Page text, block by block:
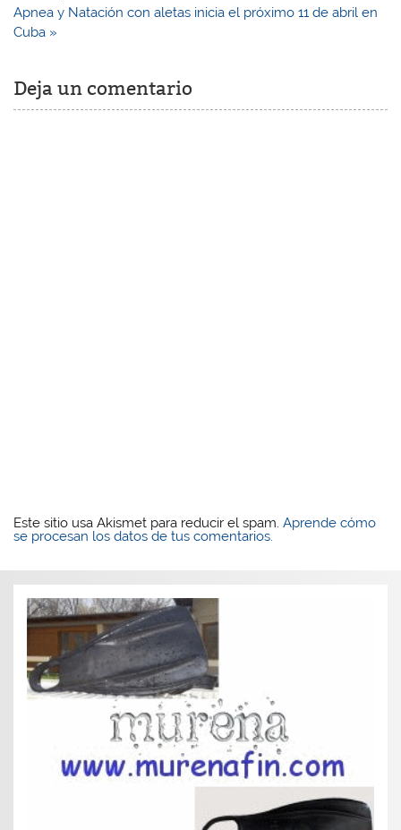
entradas
Apnea y Natación con aletas inicia el próximo 11 de abril en
Cuba »
Deja un comentario
Este sitio usa Akismet para reducir el spam.Aprende cómo
se procesan los datos de tus comentarios.